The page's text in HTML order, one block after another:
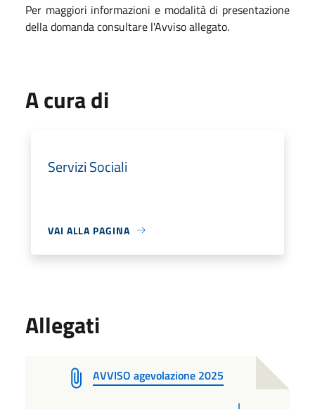
Per maggiori informazioni e modalità di presentazione
della domanda consultare l'Avviso allegato.
A cura di
Servizi Sociali
VAI ALLA PAGINA
Allegati
AVVISO agevolazione 2025